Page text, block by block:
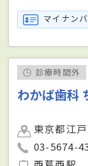
マイナン
診療時間外
わかば歯科
東京都江
03-5674-